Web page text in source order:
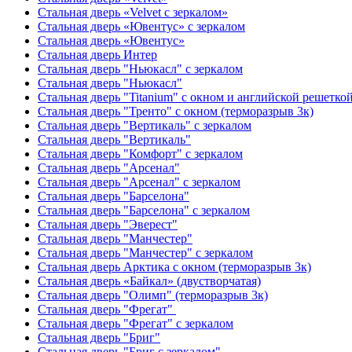
Стальная дверь «Velvet с зеркалом»
Стальная дверь «Ювентус» с зеркалом
Стальная дверь «Ювентус»
Стальная дверь Интер
Стальная дверь "Ньюкасл" с зеркалом
Стальная дверь "Ньюкасл"
Стальная дверь "Titanium" с окном и английской
Стальная дверь "Тренто" с окном (терморазрыв 3к)
Стальная дверь "Вертикаль" с зеркалом
Стальная дверь "Вертикаль"
Стальная дверь "Комфорт" с зеркалом
Стальная дверь "Арсенал"
Стальная дверь "Арсенал" с зеркалом
Стальная дверь "Барселона"
Стальная дверь "Барселона" с зеркалом
Стальная дверь "Эверест"
Стальная дверь "Манчестер"
Стальная дверь "Манчестер" с зеркалом
Стальная дверь Арктика с окном (терморазрыв 3к)
Стальная дверь «Байкал» (двустворчатая)
Стальная дверь "Олимп" (терморазрыв 3к)
Стальная дверь "Фрегат"
Стальная дверь "Фрегат" с зеркалом
Стальная дверь "Бриг"